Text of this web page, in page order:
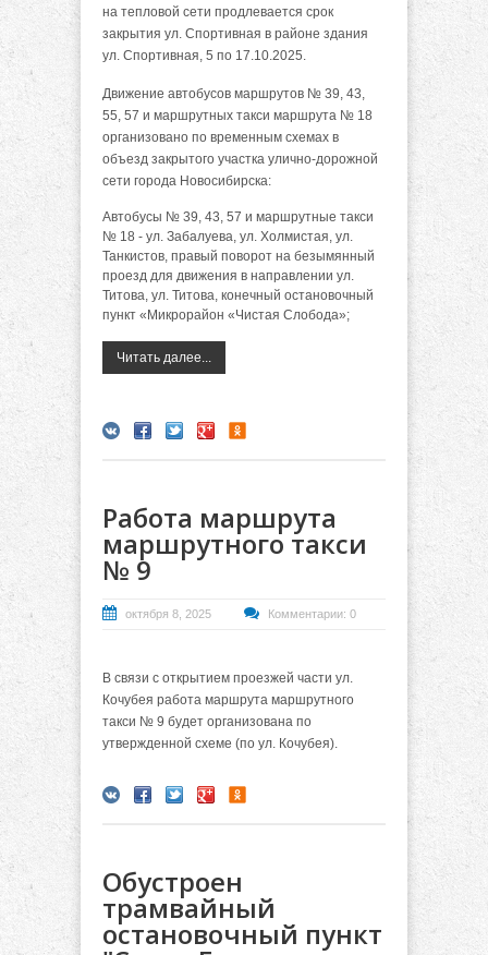
на тепловой сети продлевается срок
закрытия ул. Спортивная в районе здания
ул. Спортивная, 5 по 17.10.2025.
Движение автобусов маршрутов № 39, 43,
55, 57 и маршрутных такси маршрута № 18
организовано по временным схемах в
объезд закрытого участка улично-дорожной
сети города Новосибирска:
Автобусы № 39, 43, 57 и маршрутные такси
№ 18 - ул. Забалуева, ул. Холмистая, ул.
Танкистов, правый поворот на безымянный
проезд для движения в направлении ул.
Титова, ул. Титова, конечный остановочный
пункт «Микрорайон «Чистая Слобода»;
Читать далее...
Работа маршрута
маршрутного такси
№ 9
октября 8, 2025 Комментарии: 0
В связи с открытием проезжей части ул.
Кочубея работа маршрута маршрутного
такси № 9 будет организована по
утвержденной схеме (по ул. Кочубея).
Обустроен
трамвайный
остановочный пункт